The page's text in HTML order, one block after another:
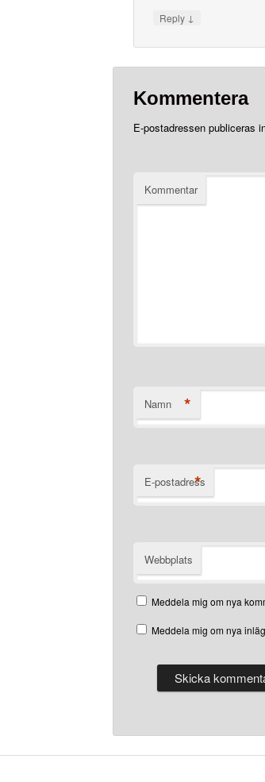
Reply ↓
Kommentera
E-postadressen publiceras
Kommentar
Namn *
E-postadress
*
Webbplats
Meddela mig om nya
Meddela mig om nya